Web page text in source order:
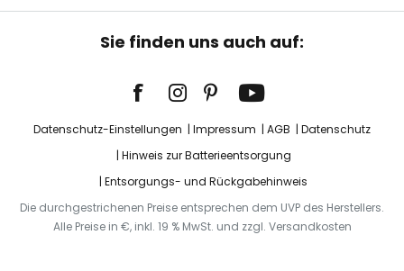
Sie finden uns auch auf:
Datenschutz-Einstellungen Impressum AGB
Datenschutz
Hinweis zur Batterieentsorgung
Entsorgungs- und Rückgabehinweis
Die durchgestrichenen Preise entsprechen dem UVP des Herstellers.
Alle Preise in €, inkl. 19 % MwSt. und zzgl. Versandkosten